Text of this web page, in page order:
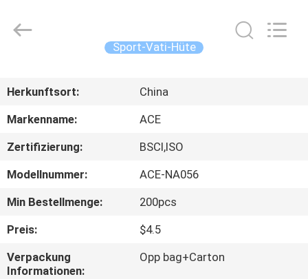
PRODUKTE
UNS
FABRIK-
AUSFLUG
Ltd..
Sport-Vati-Hüte
Herkunftsort:
China
Markenname:
ACE
Zertifizierung:
BSCI,ISO
Modellnummer:
ACE-NA056
Min Bestellmenge:
200pcs
Preis:
$4.5
Verpackung
Informationen:
Opp bag+Carton